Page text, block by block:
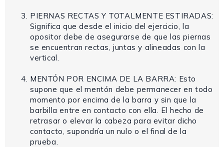
PIERNAS RECTAS Y TOTALMENTE ESTIRADAS:
Significa que desde el inicio del ejercicio, la
opositor debe de asegurarse de que las piernas
se encuentran rectas, juntas y alineadas con la
vertical.
MENTÓN POR ENCIMA DE LA BARRA: Esto
supone que el mentón debe permanecer en todo
momento por encima de la barra y sin que la
barbilla entre en contacto con ella. El hecho de
retrasar o elevar la cabeza para evitar dicho
contacto, supondría un nulo o el final de la
prueba.